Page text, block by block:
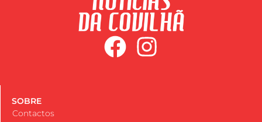
SOBRE
Contactos